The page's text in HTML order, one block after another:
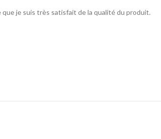
que je suis très satisfait de la qualité du produit.